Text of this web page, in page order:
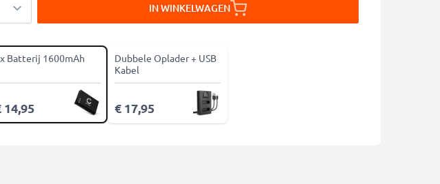
IN WINKELWAGEN
Batterij 1600mAh
14,95
Dubbele Oplader + USB
Kabel
€ 17,95